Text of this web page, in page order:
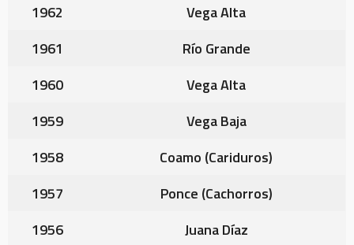
1962
Vega Alta
1961
Río Grande
1960
Vega Alta
1959
Vega Baja
1958
Coamo (Cariduros)
1957
Ponce (Cachorros)
1956
Juana Díaz